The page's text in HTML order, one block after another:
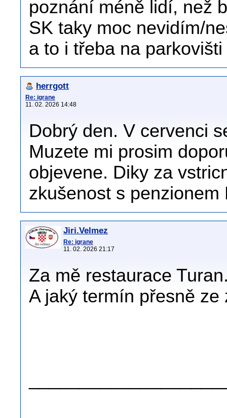
poznání méně lidí, než
SK taky moc nevidím/
a to i třeba na
herrgott
Re: igrane
11. 02. 2026 14:48
Dobrý den. V cervenci
Muzete mi prosim
objevene. Diky za
zkušenost s penzionem
Jiri.Velmez
Re: igrane
11. 02. 2026 21:17
Za mě restaurace
A jaký termín přesně ze